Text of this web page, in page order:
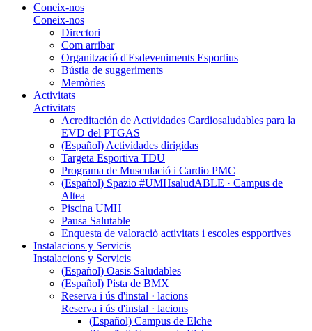
Coneix-nos
Coneix-nos
Directori
Com arribar
Organització d'Esdeveniments Esportius
Bústia de suggeriments
Memòries
Activitats
Activitats
Acreditación de Actividades Cardiosaludables para la
EVD del PTGAS
(Español) Actividades dirigidas
Targeta Esportiva TDU
Programa de Musculació i Cardio PMC
(Español) Spazio #UMHsaludABLE · Campus de
Altea
Piscina UMH
Pausa Salutable
Enquesta de valoraciò activitats i escoles espportives
Instalacions y Servicis
Instalacions y Servicis
(Español) Oasis Saludables
(Español) Pista de BMX
Reserva i ús d'instal · lacions
Reserva i ús d'instal · lacions
(Español) Campus de Elche